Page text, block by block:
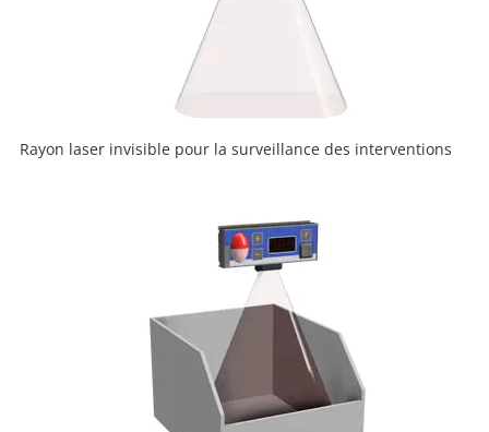
Rayon laser invisible pour la surveillance des interventions